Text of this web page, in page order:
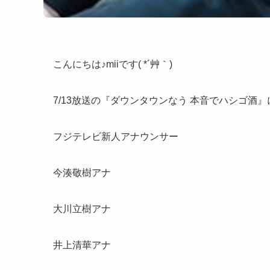
こんにちは♪miiです( *´艸｀)
7/13放送の『ダウンタウンなう 本音でハシゴ酒』
フジテレビ新人アナウンサー
今湊敬樹アナ
大川立樹アナ
井上清華アナ